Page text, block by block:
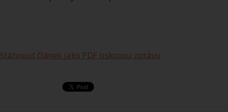
Stáhnout článek jako PDF tiskovou zprávu